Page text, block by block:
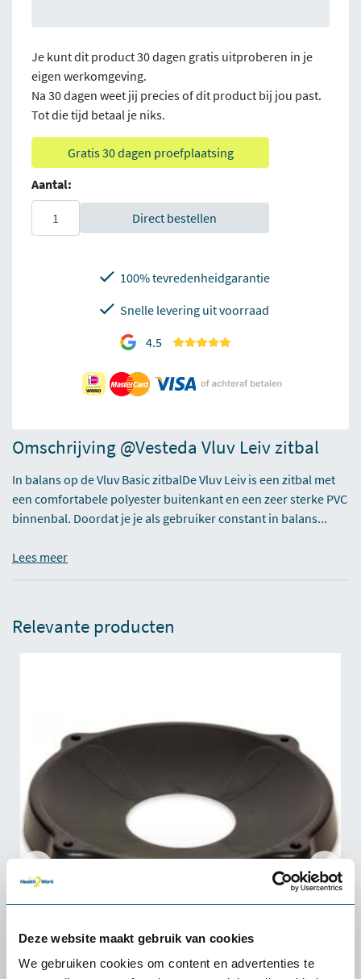
Deze website maakt gebruik van cookies
We gebruiken cookies om content en advertenties te
Je kunt dit product 30 dagen gratis uitproberen in je
eigen werkomgeving.
Na 30 dagen weet jij precies of dit product bij jou past.
Tot die tijd betaal je niks.
Gratis 30 dagen proefplaatsing
Aantal:
Direct bestellen
100% tevredenheidgarantie
Snelle levering uit voorraad
4.5
Omschrijving @Vesteda Vluv Leiv zitbal
In balans op de Vluv Basic zitbalDe Vluv Leiv is een zitbal met
een comfortabele polyester buitenkant en een zeer sterke PVC
binnenbal. Doordat je je als gebruiker constant in balans...
Lees meer
Relevante producten